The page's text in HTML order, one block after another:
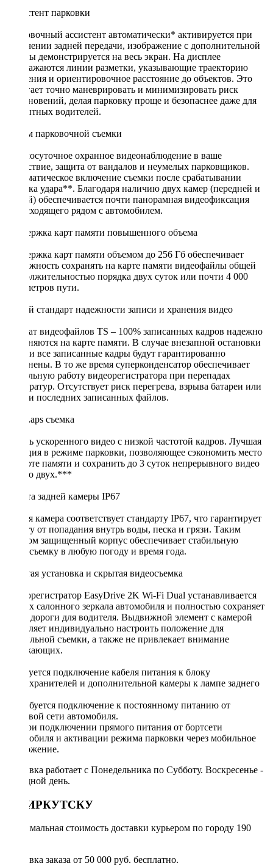
Ассистент парковки
Парковочный ассистент автоматически* активируется при
включении задней передачи, изображение с дополнительной
камеры демонстрируется на весь экран. На дисплее
отображаются линии разметки, указывающие траекторию
движения и ориентировочное расстояние до объектов. Это
помогает точно маневрировать и минимизировать риск
столкновений, делая парковку проще и безопаснее даже для
неопытных водителей.
Режим парковочной съемки
Круглосуточное охранное видеонаблюдение в ваше
отсутствие, защита от вандалов и неумелых парковщиков.
Автоматическое включение съемки после срабатывании
датчика удара**. Благодаря наличию двух камер (передней и
задней) обеспечивается почти панорамная видеофиксация
происходящего рядом с автомобилем.
Поддержка карт памяти повышенного объема
Поддержка карт памяти объемом до 256 Гб обеспечивает
возможность сохранять на карте памяти видеофайлы общей
продолжительностью порядка двух суток или почти 4 000
километров пути.
Новый стандарт надежности записи и хранения видео
Формат видеофайлов TS – 100% записанных кадров надежно
сохраняются на карте памяти. В случае внезапной остановки
съемки все записанные кадры будут гарантированно
сохранены. В то же время суперконденсатор обеспечивает
стабильную работу видеорегистратора при перепадах
температур. Отсутствует риск перегрева, взрыва батареи или
потери последних записанных файлов.
TimeLaps съемка
Запись ускоренного видео с низкой частотой кадров. Лучшая
функция в режиме парковки, позволяющее сэкономить место
на карте памяти и сохранить до 3 суток непрерывного видео
вместо двух.***
Защита задней камеры IP67
Задняя камера соответствует стандарту IP67, что гарантирует
защиту от попадания внутрь воды, песка и грязи. Таким
образом защищенный корпус обеспечивает стабильную
видеосъемку в любую погоду и время года.
Простая установка и скрытая видеосъемка
Видеорегистратор EasyDrive 2K Wi-Fi Dual устанавливается
поверх салонного зеркала автомобиля и полностью сохраняет
обзор дороги для водителя. Выдвижной элемент с камерой
позволяет индивидуально настроить положение для
правильной съемки, а также не привлекает внимание
окружающих.
*Требуется подключение кабеля питания к блоку
предохранителей и дополнительной камеры к лампе заднего
**Требуется подключение к постоянному питанию от
бортовой сети автомобиля.
***При подключении прямого питания от бортсети
автомобиля и активации режима парковки через мобильное
приложение.
Доставка работает с Понедельника по Субботу. Воскресенье -
выходной день.
ПО ИРКУТСКУ
Минимальная стоимость доставки курьером по городу 190
Доставка заказа от 50 000 руб. бесплатно.